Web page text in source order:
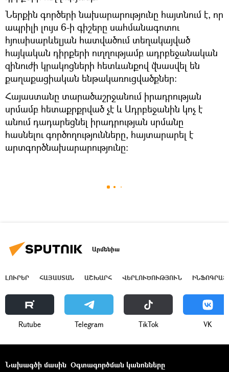
Ներքին գործերի նախարարությունը հայտնում է, որ
ապրիլի լույս 6-ի գիշերը սահմանագոտու
հյուսիսարևելյան հատվածում տեղակայված
հայկական դիրքերի ուղղությամբ ադրբեջանական
զինուժի կրակոցների հետևանքով վնասվել են
քաղաքացիական ենթակառուցվածքներ։
Հայաստանը տարածաշրջանում իրադրության
սրմամբ հետաքրքրված չէ և Ադրբեջանին կոչ է
անում դադարեցնել իրադրության սրմանը
հասնելու գործողությունները, հայտարարել է
արտգործնախարարությունը։
Արմենիա
ԼՈՒՐԵՐ ՀԱՅԱՍՏԱՆ ԱՇԽԱՐՀ ՎԵՐԼՈՒԾՈՒԹՅՈՒՆ
Rutube Telegram ТikТоk VK
Նախագծի մասին Օգտագործման կանոնները